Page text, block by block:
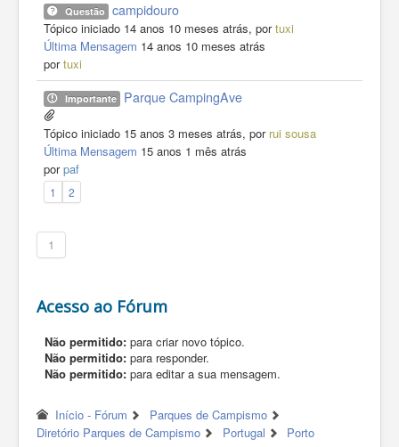
Questão campidouro
Tópico iniciado 14 anos 10 meses atrás, portuxi
Última Mensagem 14 anos 10 meses atrás
portuxi
Importante Parque CampingAve
Tópico iniciado 15 anos 3 meses atrás, por rui sousa
Última Mensagem 15 anos 1 mês atrás
porpaf
1 2
1
Acesso ao Fórum
Não permitido: para criar novo tópico.
Não permitido: para responder.
Não permitido: para editar a sua mensagem.
Início - Fórum
Parques de Campismo
Diretório Parques de Campismo
Portugal Porto